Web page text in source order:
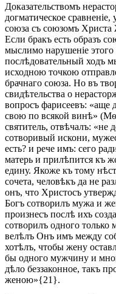
Доказательствомъ
догматическое
союза съ союзомъ
Если бракъ есть образъ
мыслимо нарушеніе
послѣдовательный ходъ
исходною точкою
брачнаго союза. Но въ
свидѣтельства о
вопросъ фарисеевъ: «аще
свою по всякой винѣ»
святитель, отвѣчалъ:
сотворивый искони,
есть? и рече имъ: сего
матерь и прилѣпится къ
едину. Якоже къ тому
сочета, человѣкъ да не
онъ, что Христосъ
Богъ сотворилъ мужа и
произнесъ послѣ ихъ
сотворилъ одного
велѣлъ Онъ имъ между
хотѣлъ, чтобы жену
бы одного мужчину и
дѣло беззаконное, такъ
женою»{21}.